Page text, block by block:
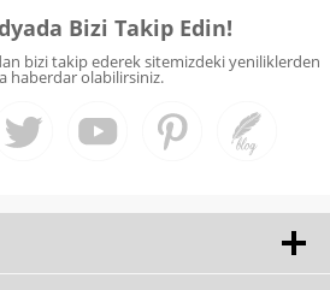
Bizi Takip Edin!
bizi takip ederek sitemizdeki yeniliklerden
haberdar olabilirsiniz.